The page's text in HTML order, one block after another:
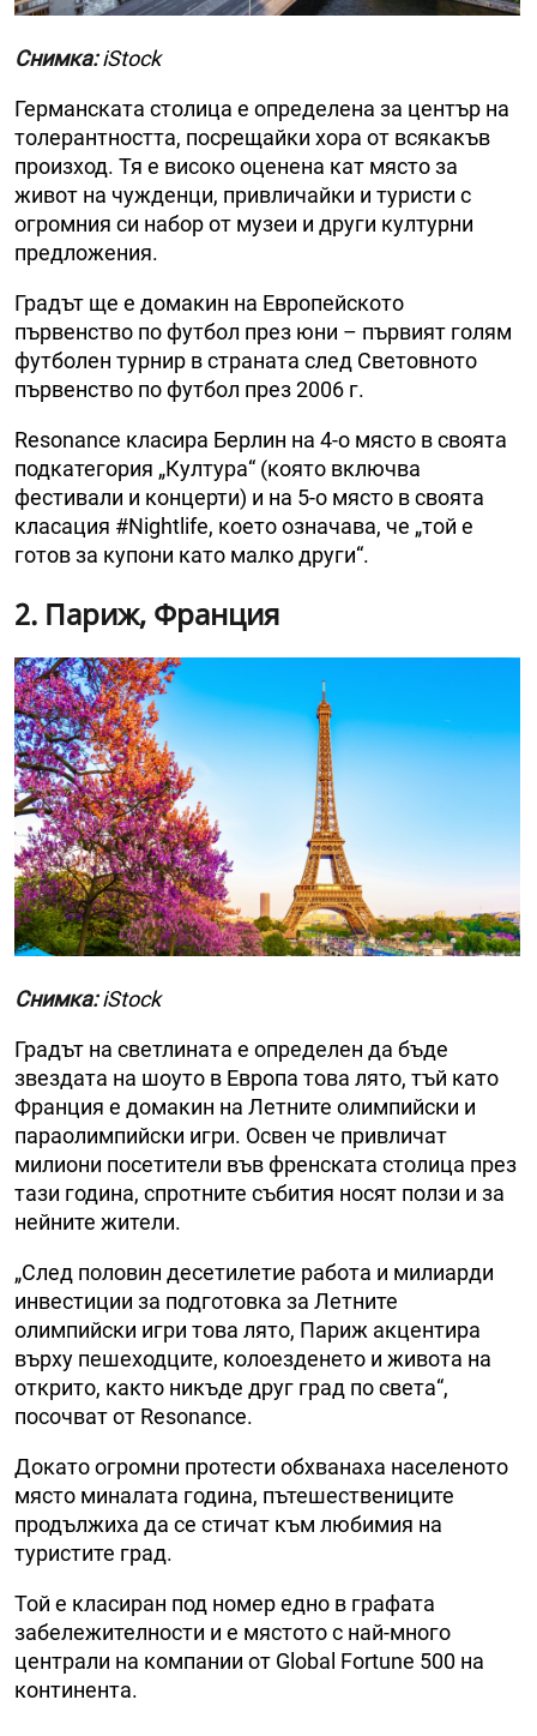
Снимка:iStock
Германската столица е определена за център на
толерантността, посрещайки хора от всякакъв
произход. Тя е високо оценена кат място за
живот на чужденци, привличайки и туристи с
огромния си набор от музеи и други културни
предложения.
Градът ще е домакин на Европейското
първенство по футбол през юни – първият голям
футболен турнир в страната след Световното
първенство по футбол през 2006 г.
Resonance класира Берлин на 4-о място в своята
подкатегория „Култура“ (която включва
фестивали и концерти) и на 5-о място в своята
класация #Nightlife, което означава, че „той е
готов за купони като малко други“.
2. Париж, Франция
Снимка:iStock
Градът на светлината е определен да бъде
звездата на шоуто в Европа това лято, тъй като
Франция е домакин на Летните олимпийски и
параолимпийски игри. Освен че привличат
милиони посетители във френската столица през
тази година, спротните събития носят ползи и за
нейните жители.
„След половин десетилетие работа и милиарди
инвестиции за подготовка за Летните
олимпийски игри това лято, Париж акцентира
върху пешеходците, колоезденето и живота на
открито, както никъде друг град по света“,
посочват от Resonance.
Докато огромни протести обхванаха населеното
място миналата година, пътешествениците
продължиха да се стичат към любимия на
туристите град.
Той е класиран под номер едно в графата
забележителности и е мястото с най-много
централи на компании от Global Fortune 500 на
континента.